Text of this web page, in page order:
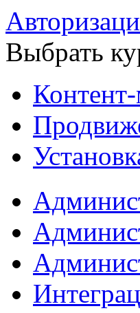
Выбрать